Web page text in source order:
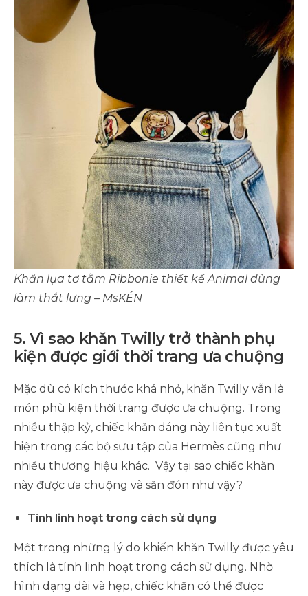
Khăn lụa tơ tằm Ribbonie thiết kế Animal dùng
làm thắt lưng – MsKÉN
5. Vì sao khăn Twilly trở thành phụ
kiện được giới thời trang ưa chuộng
Mặc dù có kích thước khá nhỏ, khăn Twilly vẫn là
món phù kiện thời trang được ưa chuộng. Trong
nhiều thập kỷ, chiếc khăn dáng này liên tục xuất
hiện trong các bộ sưu tập của Hermès cũng như
nhiều thương hiệu khác. Vậy tại sao chiếc khăn
này được ưa chuộng và săn đón như vậy?
Tính linh hoạt trong cách sử dụng
Một trong những lý do khiến khăn Twilly được yêu
thích là tính linh hoạt trong cách sử dụng. Nhờ
hình dạng dài và hẹp, chiếc khăn có thể được